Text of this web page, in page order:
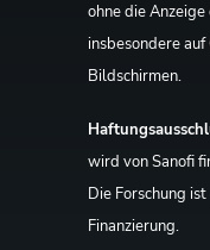
ohne die
insbesondere
Bildschirmen.
wird von Sanofi
Die Forschung
Finanzierung.